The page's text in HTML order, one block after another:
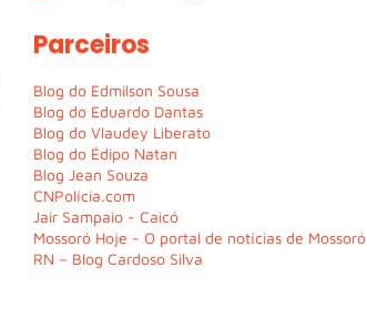
Parceiros
Blog do Edmilson Sousa
Blog do Eduardo Dantas
Blog do Vlaudey Liberato
Blog do Édipo Natan
Blog Jean Souza
CNPolícia.com
Jair Sampaio - Caicó
Mossoró Hoje - O portal de notícias de Mossoró
RN – Blog Cardoso Silva